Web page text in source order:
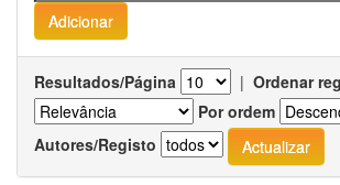
Resultados/Página | Ordenar
Por ordem
Autores/Registo